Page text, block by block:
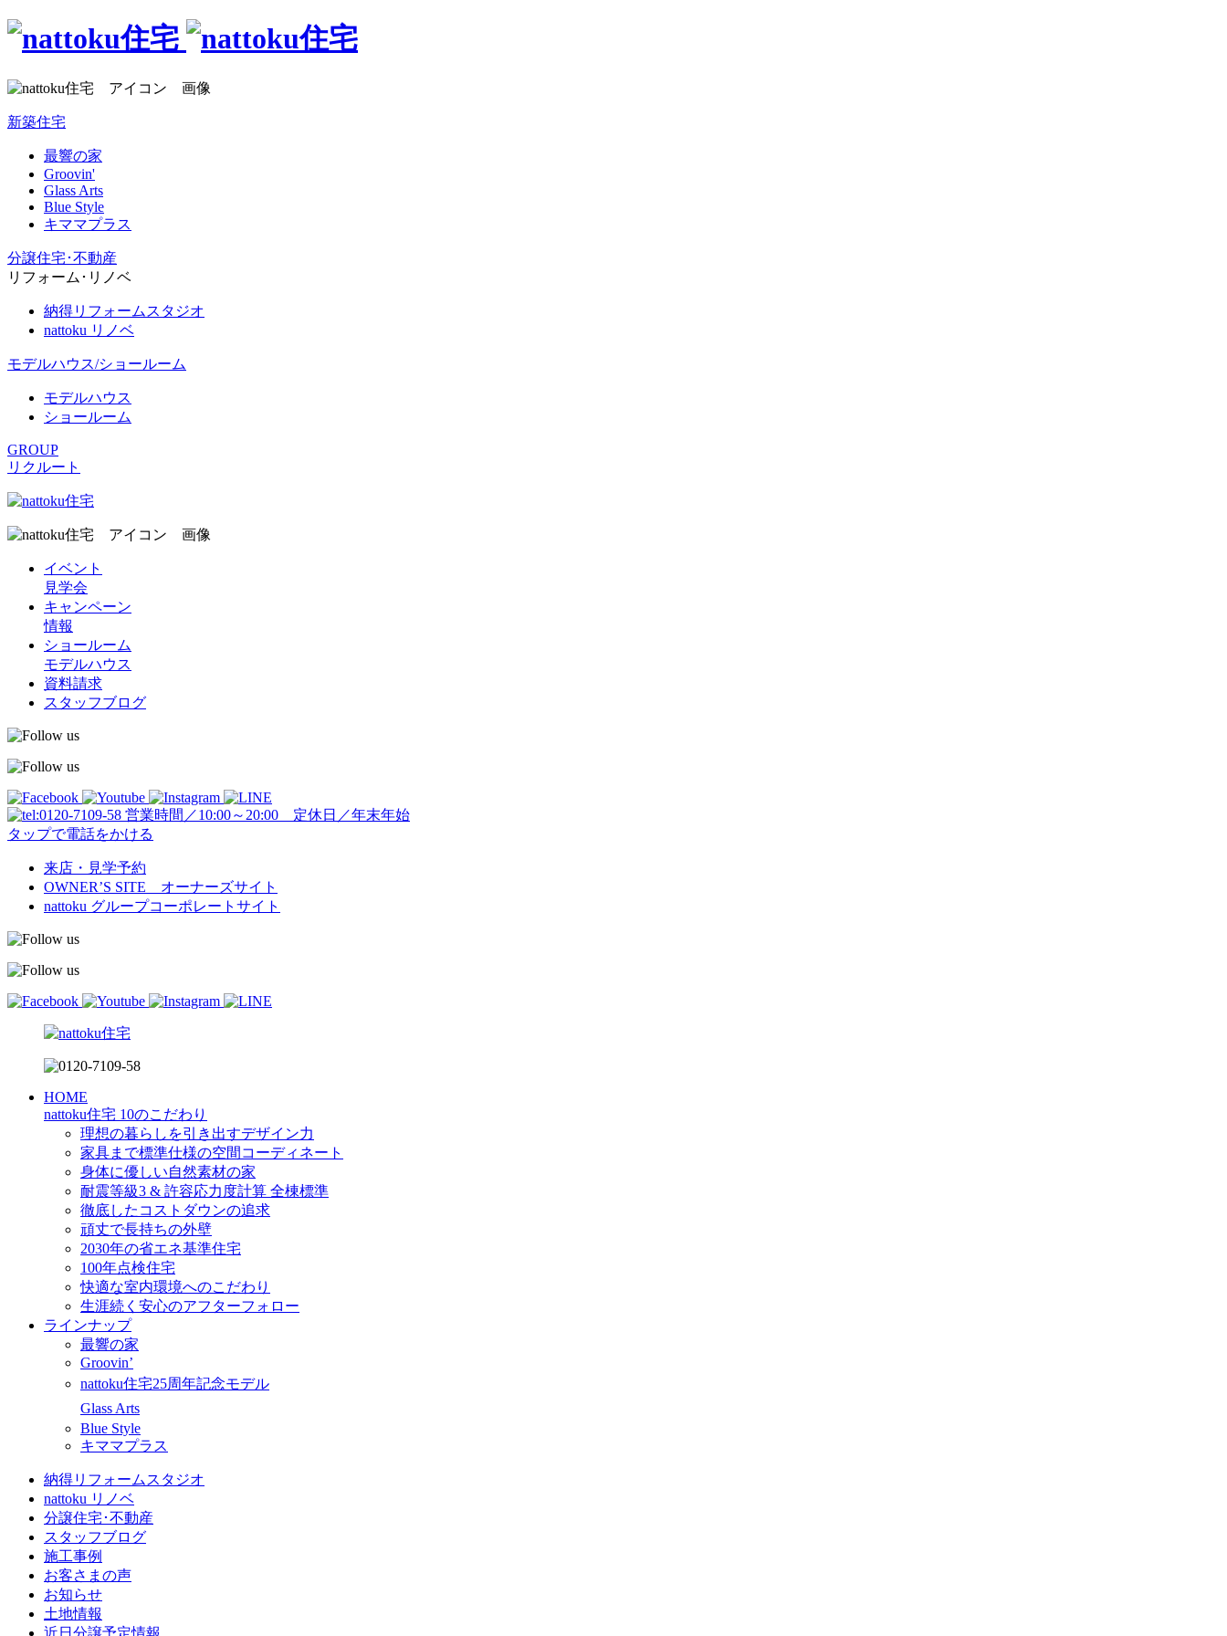
新築住宅
最響の家
Groovin'
Glass Arts
Blue Style
キママプラス
分譲住宅･不動産
リフォーム･リノベ
納得リフォームスタジオ
nattoku リノベ
モデルハウス/ショールーム
モデルハウス
ショールーム
GROUP
リクルート
イベント
見学会
キャンペーン
情報
ショールーム
モデルハウス
資料請求
スタッフブログ
営業時間／10:00～20:00 定休日／年末年始
タップで電話をかける
来店・見学予約
OWNER’S SITE オーナーズサイト
nattoku グループコーポレートサイト
HOME
nattoku住宅 10のこだわり
理想の暮らしを引き出すデザイン力
家具まで標準仕様の空間コーディネート
身体に優しい自然素材の家
耐震等級3 & 許容応力度計算 全棟標準
徹底したコストダウンの追求
頑丈で長持ちの外壁
2030年の省エネ基準住宅
100年点検住宅
快適な室内環境へのこだわり
生涯続く安心のアフターフォロー
ラインナップ
最響の家
Groovin’
nattoku住宅25周年記念モデル
Glass Arts
Blue Style
キママプラス
納得リフォームスタジオ
nattoku リノベ
分譲住宅･不動産
スタッフブログ
施工事例
お客さまの声
お知らせ
土地情報
近日分譲予定情報